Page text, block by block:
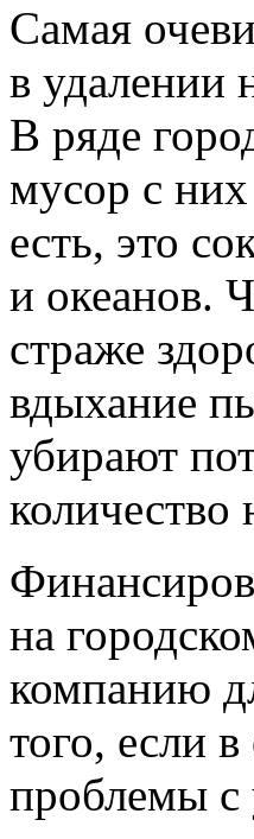
Самая
в удалении
В ряде
мусор с
есть, это
и океанов.
страже
вдыхание
убирают
количество
на
компанию
того, если
проблемы с